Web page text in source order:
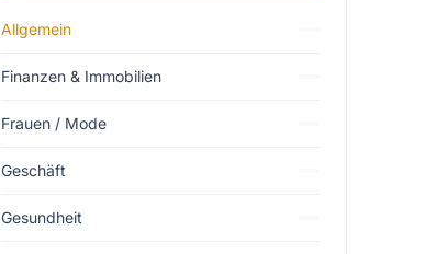
Allgemein
Finanzen & Immobilien
Frauen / Mode
Geschäft
Gesundheit